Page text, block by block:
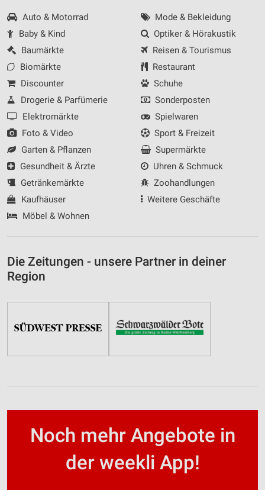
Auto & Motorrad
Baby & Kind
Baumärkte
Biomärkte
Discounter
Drogerie & Parfümerie
Elektromärkte
Foto & Video
Garten & Pflanzen
Gesundheit & Ärzte
Getränkemärkte
Kaufhäuser
Möbel & Wohnen
Mode & Bekleidung
Optiker & Hörakustik
Reisen & Tourismus
Restaurant
Schuhe
Sonderposten
Spielwaren
Sport & Freizeit
Supermärkte
Uhren & Schmuck
Zoohandlungen
Weitere Geschäfte
Die Zeitungen - unsere Partner in deiner
Region
Noch mehr Angebote in
der weekli App!